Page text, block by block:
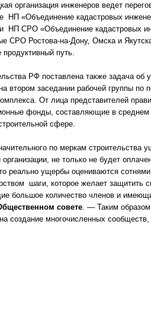
организация инженеров ведет
НП «Объединение кадастровых
НП СРО «Объединение кадастровых
СРО Ростова-на-Дону, Омска и
путь.
РФ поставлена также задача
втором заседании рабочей группы по
От лица представителей
фонды, составляющие в
сфере.
по меркам
организации, не только не будет
реально ущербы оцениваются
шаги, которое желает
большое количество членов и
совете. — Таким
создание многочисленных